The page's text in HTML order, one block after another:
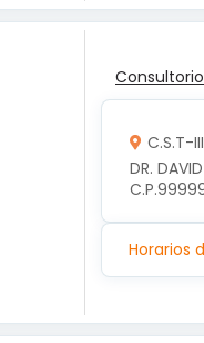
C.S.T-
DR.
Horarios